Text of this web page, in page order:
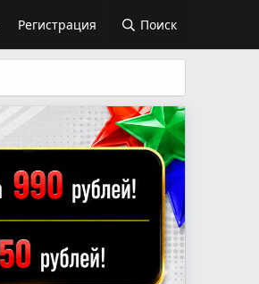
Регистрация Поиск